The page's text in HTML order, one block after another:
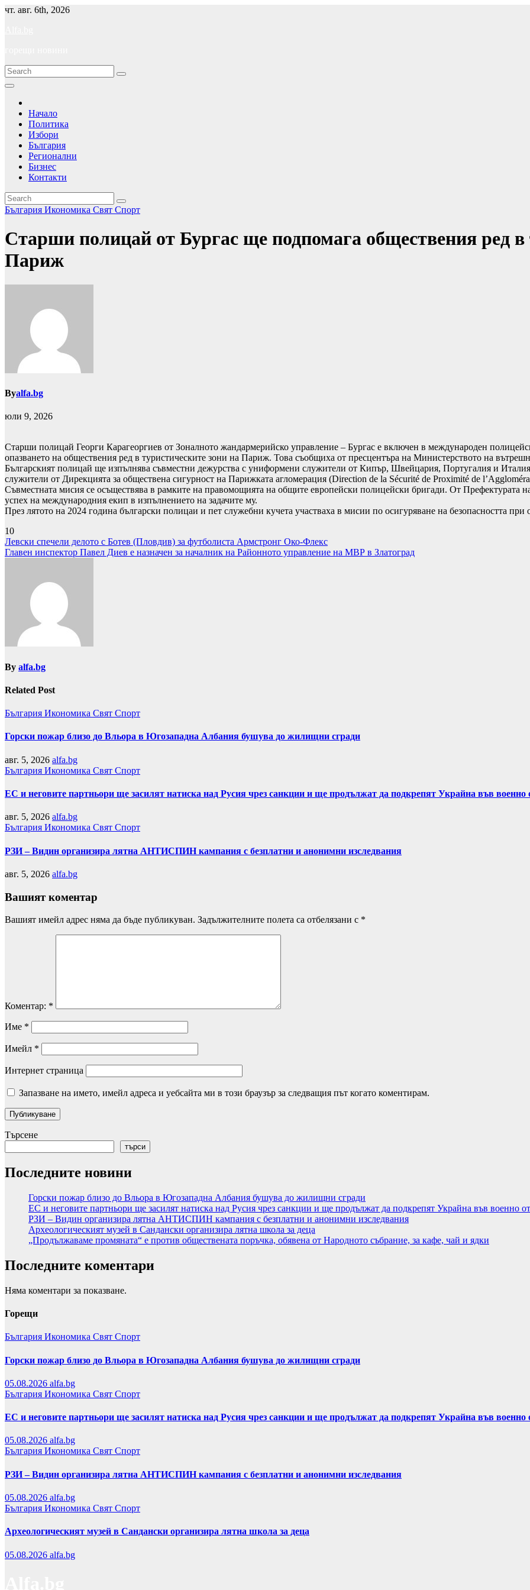
Skip
чт. авг. 6th, 2026
Начало
Политика
Избори
България
Регионални
Бизнес
Контакти
България Икономика Свят Спорт
Старши полицай от Бургас ще подпомага обществения ред в
Париж
Byalfa.bg
юли 9, 2026
Старши полицай Георги Карагеоргиев от Зоналното жандармерийско управление – Бургас е включен в международен
опазването на обществения ред в туристическите зони на Париж. Това съобщиха от пресцентъра на Министерството на
Българският полицай ще изпълнява съвместни дежурства с униформени служители от Кипър, Швейцария, Португалия и
служители от Дирекцията за обществена сигурност на Парижката агломерация (Direction de la Sécurité de Proximité de
Съвместната мисия се осъществява в рамките на правомощията на общите европейски полицейски бригади. От Префектурата
успех на международния екип в изпълнението на задачите му.
През лятото на 2024 година български полицаи и пет служебни кучета участваха в мисии по осигуряване на безопасността
10
Навигация
Левски спечели делото с Ботев (Пловдив) за футболиста Армстронг Око-Флекс
Главен инспектор Павел Диев е назначен за началник на Районното управление на МВР в Златоград
By alfa.bg
Related Post
България Икономика Свят Спорт
Горски пожар близо до Вльора в Югозападна Албания бушува до жилищни сгради
авг. 5, 2026 alfa.bg
България Икономика Свят Спорт
ЕС и неговите партньори ще засилят натиска над Русия чрез санкции и ще продължат да подкрепят Украйна във
авг. 5, 2026 alfa.bg
България Икономика Свят Спорт
РЗИ – Видин организира лятна АНТИСПИН кампания с безплатни и анонимни изследвания
авг. 5, 2026 alfa.bg
Вашият коментар
Вашият имейл адрес няма да бъде публикуван. Задължителните полета са отбелязани с *
Коментар: *
Име *
Имейл *
Интернет страница
Запазване на името, имейл адреса и уебсайта ми в този браузър за следващия път когато коментирам.
Търсене
търси
Последните новини
Горски пожар близо до Вльора в Югозападна Албания бушува до жилищни сгради
ЕС и неговите партньори ще засилят натиска над Русия чрез санкции и ще продължат да подкрепят Украйна във военно
РЗИ – Видин организира лятна АНТИСПИН кампания с безплатни и анонимни изследвания
Археологическият музей в Сандански организира лятна школа за деца
„Продължаваме промяната“ е против обществената поръчка, обявена от Народното събрание, за кафе, чай и ядки
Последните коментари
Няма коментари за показване.
Горещи
България Икономика Свят Спорт
Горски пожар близо до Вльора в Югозападна Албания бушува до жилищни сгради
05.08.2026 alfa.bg
България Икономика Свят Спорт
ЕС и неговите партньори ще засилят натиска над Русия чрез санкции и ще продължат да подкрепят Украйна във
05.08.2026 alfa.bg
България Икономика Свят Спорт
РЗИ – Видин организира лятна АНТИСПИН кампания с безплатни и анонимни изследвания
05.08.2026 alfa.bg
България Икономика Свят Спорт
Археологическият музей в Сандански организира лятна школа за деца
05.08.2026 alfa.bg